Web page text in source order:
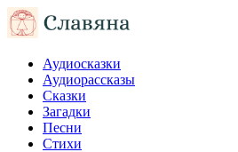
Аудиосказки
Аудиорассказы
Сказки
Загадки
Песни
Стихи